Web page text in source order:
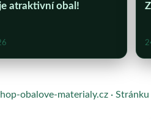
atraktivní obal!
obalove-materialy.cz · Stránku